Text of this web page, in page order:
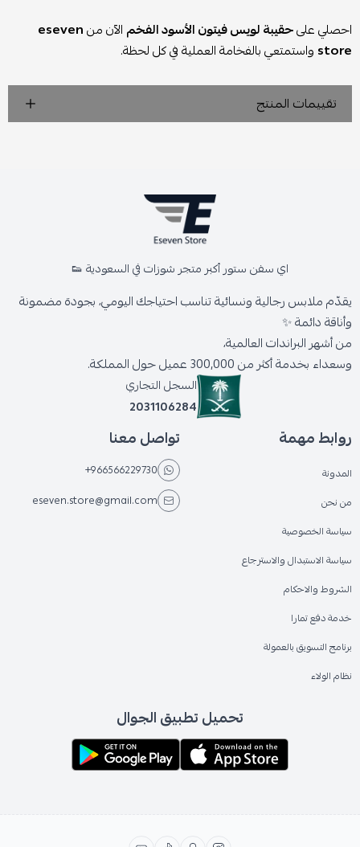
احصلي علىحقيبة لويس فيتون الأسود الفخم الآن منeseven
store واستمتعي بالفخامة العملية في كل لحظة.
تقييمات المنتج
اي سفن ستور أكبر متجر شوزات في السعودية 👟
يقدّم ملابس رجالية ونسائية تناسب احتياجك اليومي، بجودة مضمونة
وأناقة دائمة ✨
من أشهر البراندات العالمية،
وسعداء بخدمة أكثر من 300,000 عميل حول المملكة.
السجل التجاري
2031106284
روابط مهمة
المدونة
من نحن
سياسة الخصوصية
سياسة الاستبدال والاسترجاع
الشروط والاحكام
خدمة دفع تمارا
برنامج التسويق بالعمولة
نظام الولاء
تواصل معنا
+966566229730
eseven.store@gmail.com
تحميل تطبيق الجوال